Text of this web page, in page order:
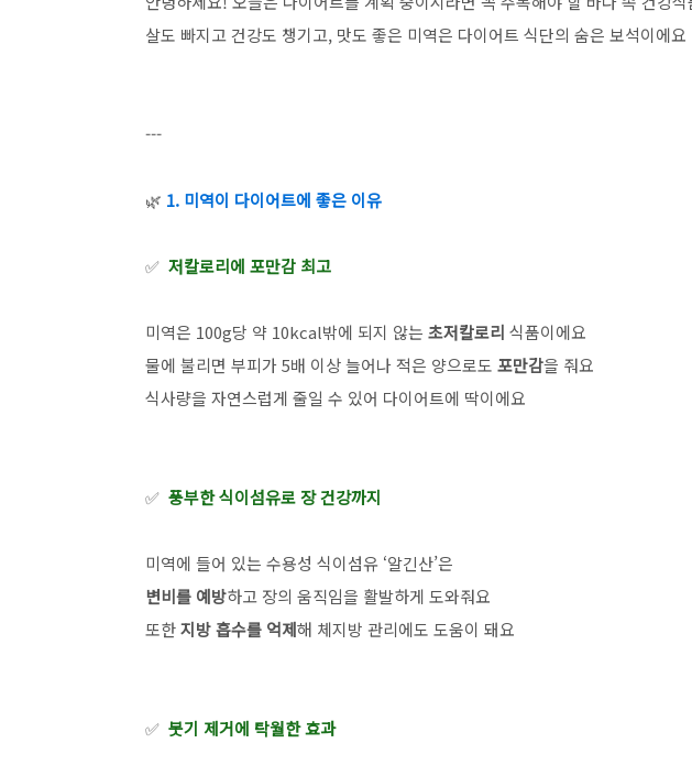
살도 빠지고 건강도 챙기고, 맛도 좋은 미역은 다이어트 식단의 숨은 보석이에요
---
🌿 1. 미역이 다이어트에 좋은 이유
✅ 저칼로리에 포만감 최고
미역은 100g당 약 10kcal밖에 되지 않는 초저칼로리 식품이에요
물에 불리면 부피가 5배 이상 늘어나 적은 양으로도 포만감을 줘요
식사량을 자연스럽게 줄일 수 있어 다이어트에 딱이에요
✅ 풍부한 식이섬유로 장 건강까지
미역에 들어 있는 수용성 식이섬유 ‘알긴산’은
변비를 예방하고 장의 움직임을 활발하게 도와줘요
또한지방 흡수를 억제해 체지방 관리에도 도움이 돼요
✅ 붓기 제거에 탁월한 효과